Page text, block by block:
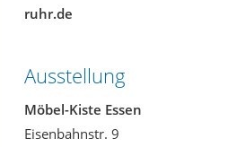
ruhr.de
Ausstellung
Möbel-Kiste Essen
Eisenbahnstr. 9